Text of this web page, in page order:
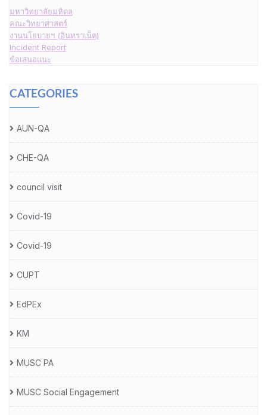
มหาวิทยาลัยมหิดล
คณะวิทยาศาสตร์
งานนโยบายฯ (อินทราเน็ต)
Incident Report
ข้อเสนอแนะ
CATEGORIES
AUN-QA
CHE-QA
council visit
Covid-19
Covid-19
CUPT
EdPEx
KM
MUSC PA
MUSC Social Engagement